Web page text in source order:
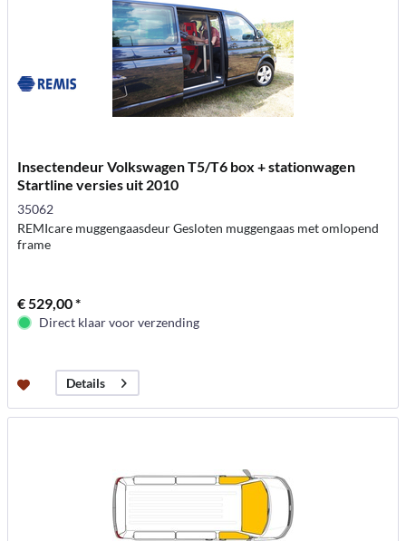
Insectendeur Volkswagen T5/T6 box + stationwagen
Startline versies uit 2010
35062
REMIcare muggengaasdeur Gesloten muggengaas met omlopend
frame
€ 529,00 *
Direct klaar voor verzending
Details